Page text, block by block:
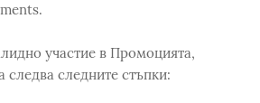
участие в Промоцията,
следва следните стъпки: